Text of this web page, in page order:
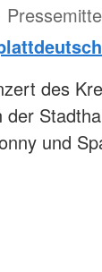
des
der
und